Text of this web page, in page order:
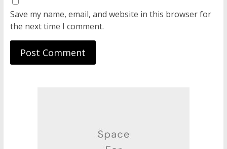
Save my name, email, and website in this browser for
the next time I comment.